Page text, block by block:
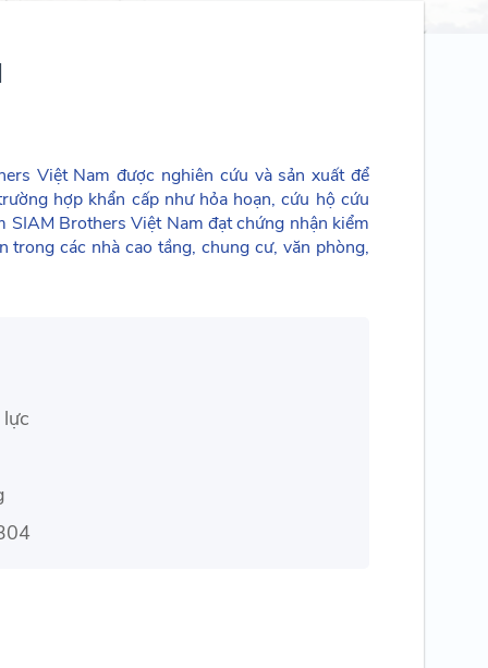
Việt Nam được nghiên cứu và sản xuất để
hợp khẩn cấp như hỏa hoạn, cứu hộ cứu
SIAM Brothers Việt Nam đạt chứng nhận kiểm
trong các nhà cao tầng, chung cư, văn phòng,